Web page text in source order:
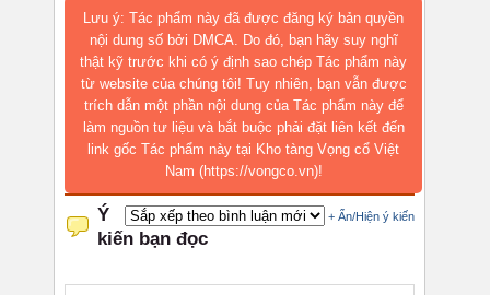
Lưu ý: Tác phẩm này đã được đăng ký bản quyền
nội dung số bởi DMCA. Do đó, bạn hãy suy nghĩ
thật kỹ trước khi có ý định sao chép Tác phẩm này
từ website của chúng tôi! Tuy nhiên, bạn vẫn được
trích dẫn một phần nội dung của Tác phẩm này để
làm nguồn tư liệu và bắt buộc phải đặt liên kết đến
link gốc Tác phẩm này tại Kho tàng Vọng cổ Việt
Nam (https://vongco.vn)!